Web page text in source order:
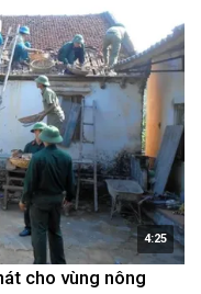
4:25
cho vùng nông